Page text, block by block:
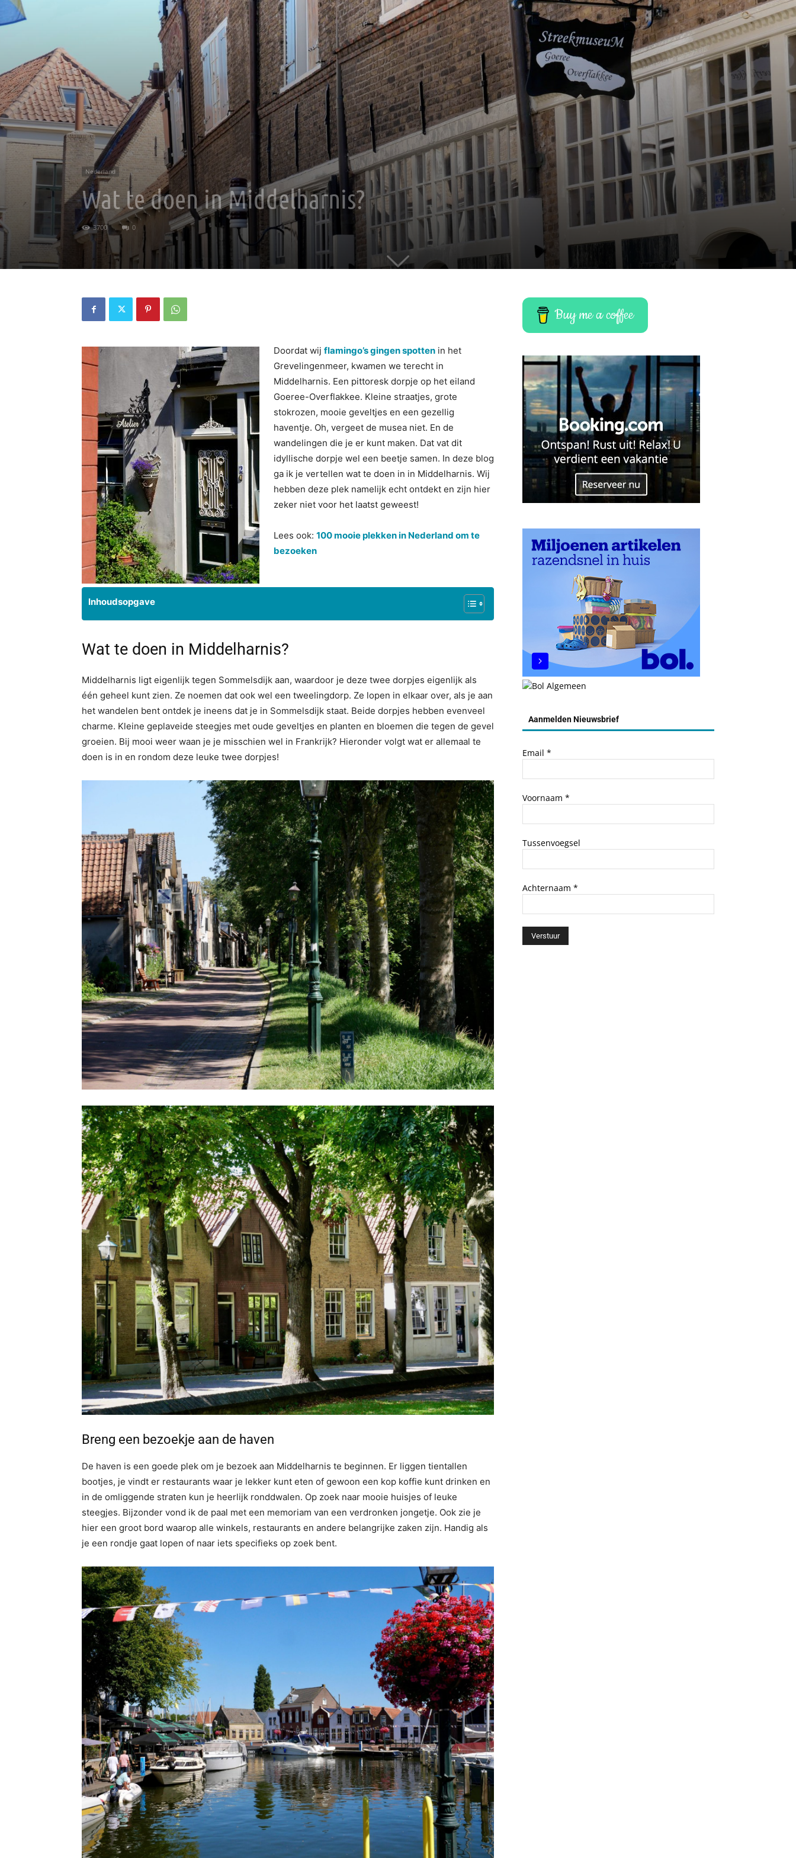
Nederland
Wat te doen in Middelharnis?
3700 0
Doordat wij flamingo’s gingen spotten in het
Grevelingenmeer, kwamen we terecht in
Middelharnis. Een pittoresk dorpje op het eiland
Goeree-Overflakkee. Kleine straatjes, grote
stokrozen, mooie geveltjes en een gezellig
haventje. Oh, vergeet de musea niet. En de
wandelingen die je er kunt maken. Dat vat dit
idyllische dorpje wel een beetje samen. In deze blog
ga ik je vertellen wat te doen in in Middelharnis. Wij
hebben deze plek namelijk echt ontdekt en zijn hier
zeker niet voor het laatst geweest!
Lees ook: 100 mooie plekken in Nederland om te
bezoeken
Inhoudsopgave
Wat te doen in Middelharnis?
Middelharnis ligt eigenlijk tegen Sommelsdijk aan, waardoor je deze twee dorpjes eigenlijk als
één geheel kunt zien. Ze noemen dat ook wel een tweelingdorp. Ze lopen in elkaar over, als je aan
het wandelen bent ontdek je ineens dat je in Sommelsdijk staat. Beide dorpjes hebben evenveel
charme. Kleine geplaveide steegjes met oude geveltjes en planten en bloemen die tegen de gevel
groeien. Bij mooi weer waan je je misschien wel in Frankrijk? Hieronder volgt wat er allemaal te
doen is in en rondom deze leuke twee dorpjes!
Breng een bezoekje aan de haven
De haven is een goede plek om je bezoek aan Middelharnis te beginnen. Er liggen tientallen
bootjes, je vindt er restaurants waar je lekker kunt eten of gewoon een kop koffie kunt drinken en
in de omliggende straten kun je heerlijk ronddwalen. Op zoek naar mooie huisjes of leuke
steegjes. Bijzonder vond ik de paal met een memoriam van een verdronken jongetje. Ook zie je
hier een groot bord waarop alle winkels, restaurants en andere belangrijke zaken zijn. Handig als
je een rondje gaat lopen of naar iets specifieks op zoek bent.
Buy me a coffee
Aanmelden Nieuwsbrief
Email *
Voornaam *
Tussenvoegsel
Achternaam *